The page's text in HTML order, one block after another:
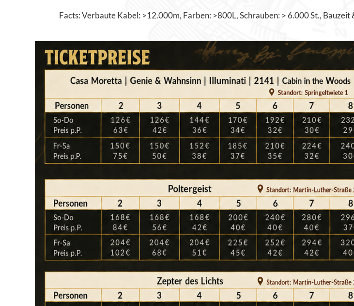
Facts: Verbaute Kabel: >12.000m, Farben: >800L, Schrauben: > 6.000 St.,